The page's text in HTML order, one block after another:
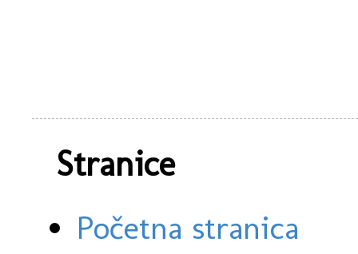
Stranice
Početna stranica